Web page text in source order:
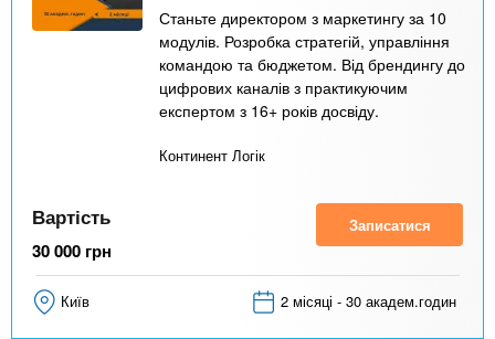
Станьте директором з маркетингу за 10
модулів. Розробка стратегій, управління
командою та бюджетом. Від брендингу до
цифрових каналів з практикуючим
експертом з 16+ років досвіду.
Континент Логік
Вартість
30 000 грн
Записатися
Київ 2 місяці - 30 академ.годин